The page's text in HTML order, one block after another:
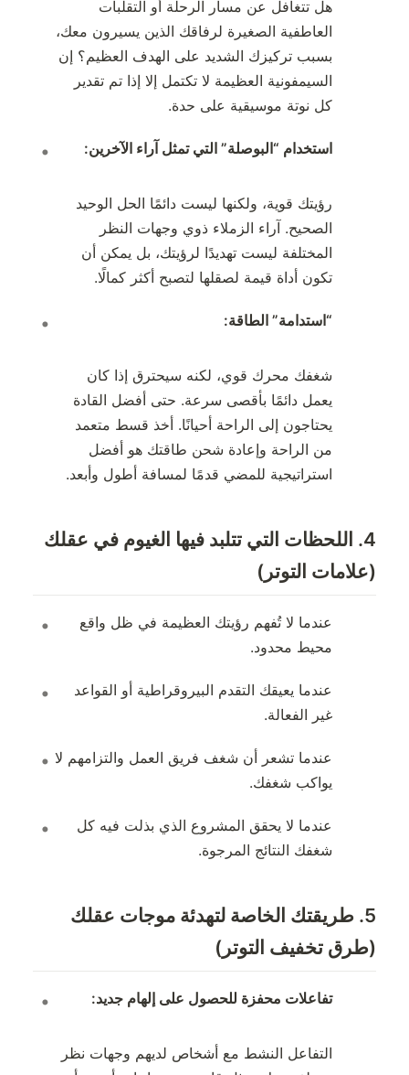
هل تتغافل عن مسار الرحلة أو التقلبات
العاطفية الصغيرة لرفاقك الذين يسيرون معك،
بسبب تركيزك الشديد على الهدف العظيم؟ إن
السيمفونية العظيمة لا تكتمل إلا إذا تم تقدير
كل نوتة موسيقية على حدة.
استخدام “البوصلة” التي تمثل آراء الآخرين:
رؤيتك قوية، ولكنها ليست دائمًا الحل الوحيد
الصحيح. آراء الزملاء ذوي وجهات النظر
المختلفة ليست تهديدًا لرؤيتك، بل يمكن أن
تكون أداة قيمة لصقلها لتصبح أكثر كمالًا.
“استدامة” الطاقة:
شغفك محرك قوي، لكنه سيحترق إذا كان
يعمل دائمًا بأقصى سرعة. حتى أفضل القادة
يحتاجون إلى الراحة أحيانًا. أخذ قسط متعمد
من الراحة وإعادة شحن طاقتك هو أفضل
استراتيجية للمضي قدمًا لمسافة أطول وأبعد.
4. اللحظات التي تتلبد فيها الغيوم في عقلك
(علامات التوتر)
عندما لا تُفهم رؤيتك العظيمة في ظل واقع
محيط محدود.
عندما يعيقك التقدم البيروقراطية أو القواعد
غير الفعالة.
عندما تشعر أن شغف فريق العمل والتزامهم لا
يواكب شغفك.
عندما لا يحقق المشروع الذي بذلت فيه كل
شغفك النتائج المرجوة.
5. طريقتك الخاصة لتهدئة موجات عقلك
(طرق تخفيف التوتر)
تفاعلات محفزة للحصول على إلهام جديد:
التفاعل النشط مع أشخاص لديهم وجهات نظر